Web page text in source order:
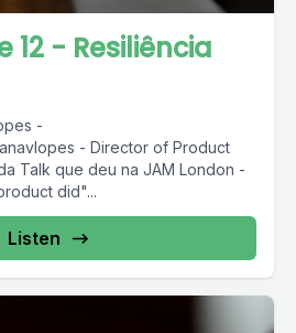
12 - Resiliência
-
- Director of Product
Talk que deu na JAM London -
did"...
Listen